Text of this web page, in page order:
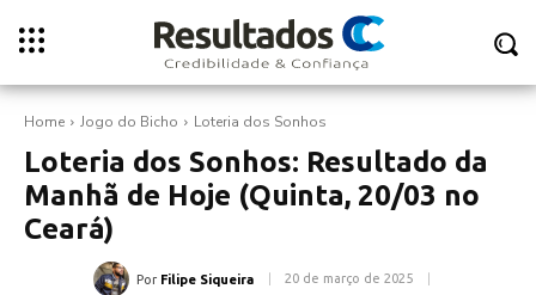
Home Jogo do Bicho Loteria dos Sonhos
Loteria dos Sonhos: Resultado da
Manhã de Hoje (Quinta, 20/03 no
Ceará)
Por Filipe Siqueira 20 de março de 2025